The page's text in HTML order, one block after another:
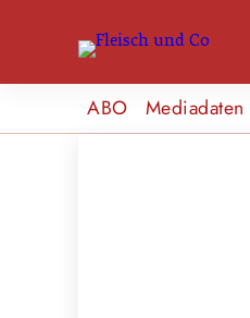
ABO